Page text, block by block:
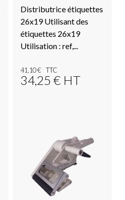
Distributrice étiquettes
26x19 Utilisant des
étiquettes 26x19
Utilisation : ref,...
41,10€
34,25€ HT